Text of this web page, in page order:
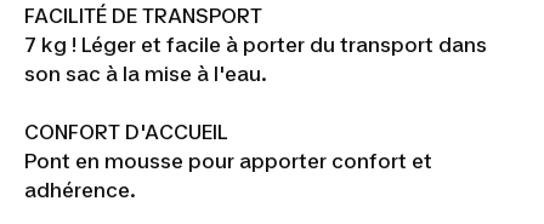
FACILITÉ DE TRANSPORT
7 kg ! Léger et facile à porter du transport dans
son sac à la mise à l'eau.
CONFORT D'ACCUEIL
Pont en mousse pour apporter confort et
adhérence.